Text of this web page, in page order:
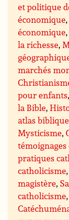
et politique
économique
économique,
la richesse,
marchés
pour enfants
la Bible,
atlas
Mysticisme,
pratiques
catholicisme
magistère,
catholicisme